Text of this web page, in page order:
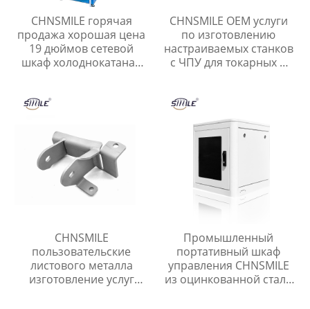
CHNSMILE горячая
продажа хорошая цена
19 дюймов сетевой
шкаф холоднокатаная
CHNSMILE OEM услуги
по изготовлению
настраиваемых станков
с ЧПУ для токарных и
CHNSMILE
пользовательские
листового металла
изготовление услуг
Промышленный
портативный шкаф
управления CHNSMILE
из оцинкованной стали